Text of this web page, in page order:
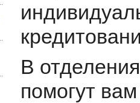
В
помогут